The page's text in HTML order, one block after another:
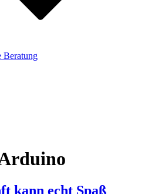
Beratung
kann echt Spaß